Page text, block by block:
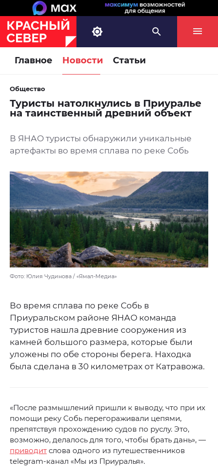
Главное Новости Статьи
Общество
Туристы натолкнулись в Приуралье
на таинственный древний объект
В ЯНАО туристы обнаружили уникальные
артефакты во время сплава по реке Собь
Фото: Юлия Чудинова / «Ямал-Медиа»
Во время сплава по реке Собь в
Приуральском районе ЯНАО команда
туристов нашла древние сооружения из
камней большого размера, которые были
уложены по обе стороны берега. Находка
была сделана в 30 километрах от Катравожа.
«После размышлений пришли к выводу, что при их
помощи реку Собь перегораживали цепями,
препятствуя прохождению судов по руслу. Это,
возможно, делалось для того, чтобы брать дань», —
приводит слова одного из путешественников
telegram-канал «Мы из Приуралья».